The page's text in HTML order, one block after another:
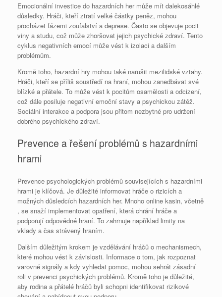
Emocionální investice do hazardních her může mít dalekosáhlé
důsledky. Hráči, kteří ztratí velké částky peněz, mohou
procházet fázemi zoufalství a deprese. Často se objevuje pocit
viny a studu, což může zhoršovat jejich psychické zdraví. Tento
cyklus negativních emocí může vést k izolaci a dalším
problémům.
Kromě toho, hazardní hry mohou také narušit mezilidské vztahy.
Hráči, kteří se příliš soustředí na hraní, mohou zanedbávat své
blízké a přátele. To může vést k pocitům osamělosti a odcizení,
což dále posiluje negativní emoční stavy a psychickou zátěž.
Sociální interakce a podpora jsou přitom nezbytné pro udržení
dobrého psychického zdraví.
Prevence a řešení problémů s hazardními
hrami
Prevence psychologických problémů souvisejících s hazardními
hrami je klíčová. Je důležité informovat hráče o rizicích a
možných důsledcích hazardních her. Mnoho online kasin, včetně
, se snaží implementovat opatření, která chrání hráče a
podporují odpovědné hraní. To zahrnuje například limity na
vklady a čas strávený hraním.
Dalším důležitým krokem je vzdělávání hráčů o mechanismech,
které mohou vést k závislosti. Informace o tom, jak rozpoznat
varovné signály a kdy vyhledat pomoc, mohou sehrát zásadní
roli v prevenci psychických problémů. Kromě toho je důležité,
aby rodina a přátelé hráčů byli schopni identifikovat rizikové